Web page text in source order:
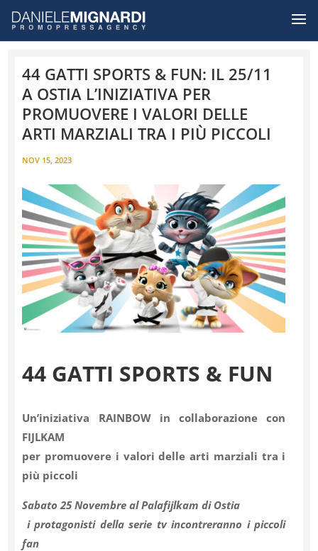
44 GATTI SPORTS & FUN: IL 25/11
A OSTIA L’INIZIATIVA PER
PROMUOVERE I VALORI DELLE
ARTI MARZIALI TRA I PIÙ PICCOLI
NOV 15, 2023
44 GATTI SPORTS & FUN
Un’iniziativa RAINBOW in collaborazione con
FIJLKAM
per promuovere i valori delle arti marziali tra i
più piccoli
Sabato 25 Novembre al Palafijlkam di Ostia
i protagonisti della serie tv incontreranno i piccoli
fan